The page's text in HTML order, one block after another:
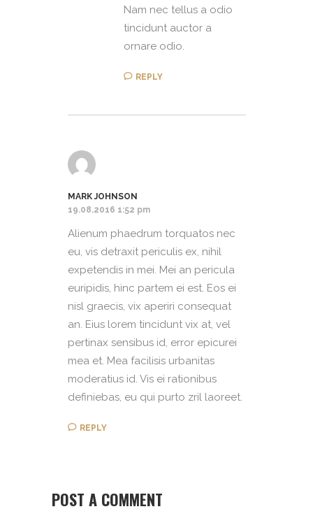
Nam nec tellus a odio
tincidunt auctor a
ornare odio.
REPLY
MARK JOHNSON
19.08.2016 1:52 pm
Alienum phaedrum torquatos nec
eu, vis detraxit periculis ex, nihil
expetendis in mei. Mei an pericula
euripidis, hinc partem ei est. Eos ei
nisl graecis, vix aperiri consequat
an. Eius lorem tincidunt vix at, vel
pertinax sensibus id, error epicurei
mea et. Mea facilisis urbanitas
moderatius id. Vis ei rationibus
definiebas, eu qui purto zril laoreet.
REPLY
POST A COMMENT